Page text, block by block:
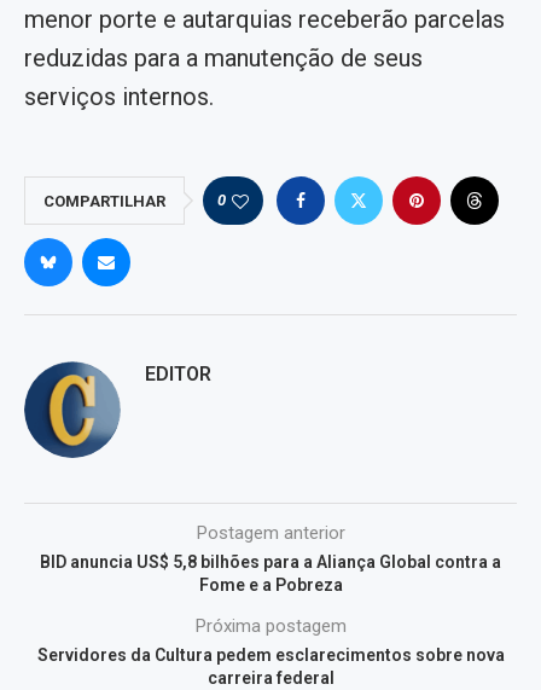
menor porte e autarquias receberão parcelas
reduzidas para a manutenção de seus
serviços internos.
COMPARTILHAR 0
EDITOR
Postagem anterior
BID anuncia US$ 5,8 bilhões para a Aliança Global contra a
Fome e a Pobreza
Próxima postagem
Servidores da Cultura pedem esclarecimentos sobre nova
carreira federal